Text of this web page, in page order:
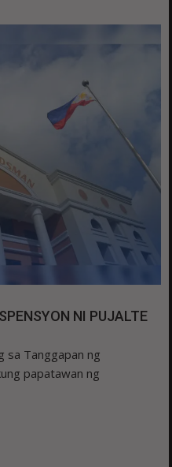
NI PUJALTE
sa Tanggapan ng
papatawan ng